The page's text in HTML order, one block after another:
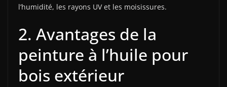
l’humidité, les rayons UV et les moisissures.
2. Avantages de la
peinture à l’huile pour
bois extérieur